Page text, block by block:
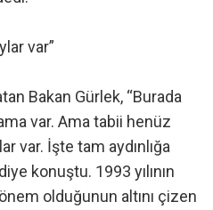
var”
Bakan Gürlek, “Burada
var. Ama tabii henüz
var. İşte tam aydınlığa
konuştu. 1993 yılının
olduğunun altını çizen